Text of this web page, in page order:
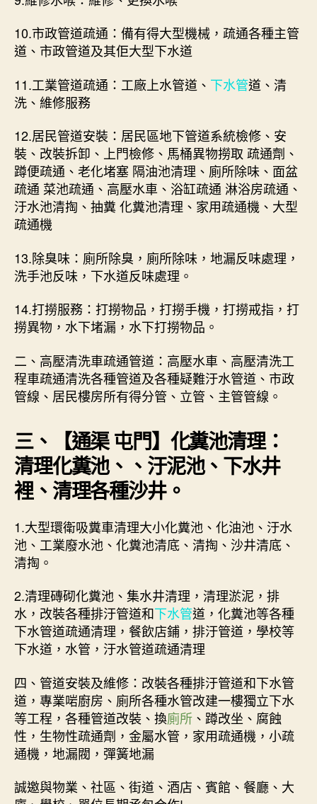
10.市政管道疏通：備有得大型機械，疏通各種主管
道、市政管道及其佢大型下水道
11.工業管道疏通：工廠上水管道、 下水管道、清
洗、維修服務
12.居民管道安裝：居民區地下管道系統檢修、安
裝、改裝拆卸、上門檢修、馬桶異物撈取 疏通劑、
蹲便疏通、老化堵塞 隔油池清理、廁所除味、面盆
疏通 菜池疏通、高壓水車、浴缸疏通 淋浴房疏通、
汙水池清掏、抽糞 化糞池清理、家用疏通機、大型
疏通機
13.除臭味：廁所除臭，廁所除味，地漏反味處理，
洗手池反味，下水道反味處理。
14.打撈服務：打撈物品，打撈手機，打撈戒指，打
撈異物，水下堵漏，水下打撈物品。
二、高壓清洗車疏通管道：高壓水車、高壓清洗工
程車疏通清洗各種管道及各種疑難汙水管道、市政
管線、居民樓房所有得分管、立管、主管管線。
三、【通渠 屯門】化糞池清理：
清理化糞池、、汙泥池、下水井
裡、清理各種沙井。
1.大型環衛吸糞車清理大小化糞池、化油池、汙水
池、工業廢水池、化糞池清底、清掏、沙井清底、
清掏。
2.清理磚砌化糞池、集水井清理，清理淤泥，排
水，改裝各種排汙管道和下水管道，化糞池等各種
下水管道疏通清理，餐飲店鋪，排汙管道，學校等
下水道，水管，汙水管道疏通清理
四、管道安裝及維修：改裝各種排汙管道和下水管
道，專業啱廚房、廁所各種水管改建一樓獨立下水
等工程，各種管道改裝、換廁所 、蹲改坐、腐蝕
性，生物性疏通劑，金屬水管，家用疏通機，小疏
通機，地漏閥，彈簧地漏
誠邀與物業、社區、街道、酒店、賓館、餐廳、大